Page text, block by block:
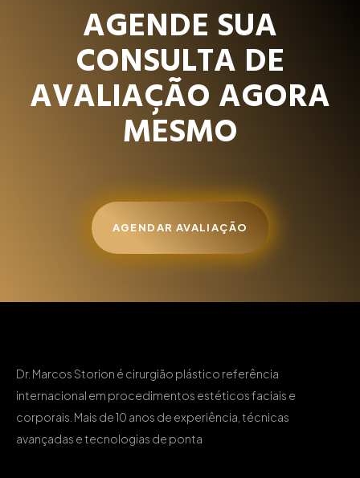
AGENDE SUA
CONSULTA DE
AVALIAÇÃO AGORA
MESMO
AGENDAR AVALIAÇÃO
Dr. Marcos Storion é cirurgião plástico referência
internacional em procedimentos estéticos faciais e
corporais. Mais de 10 anos de experiência, técnicas
avançadas e tecnologias de ponta